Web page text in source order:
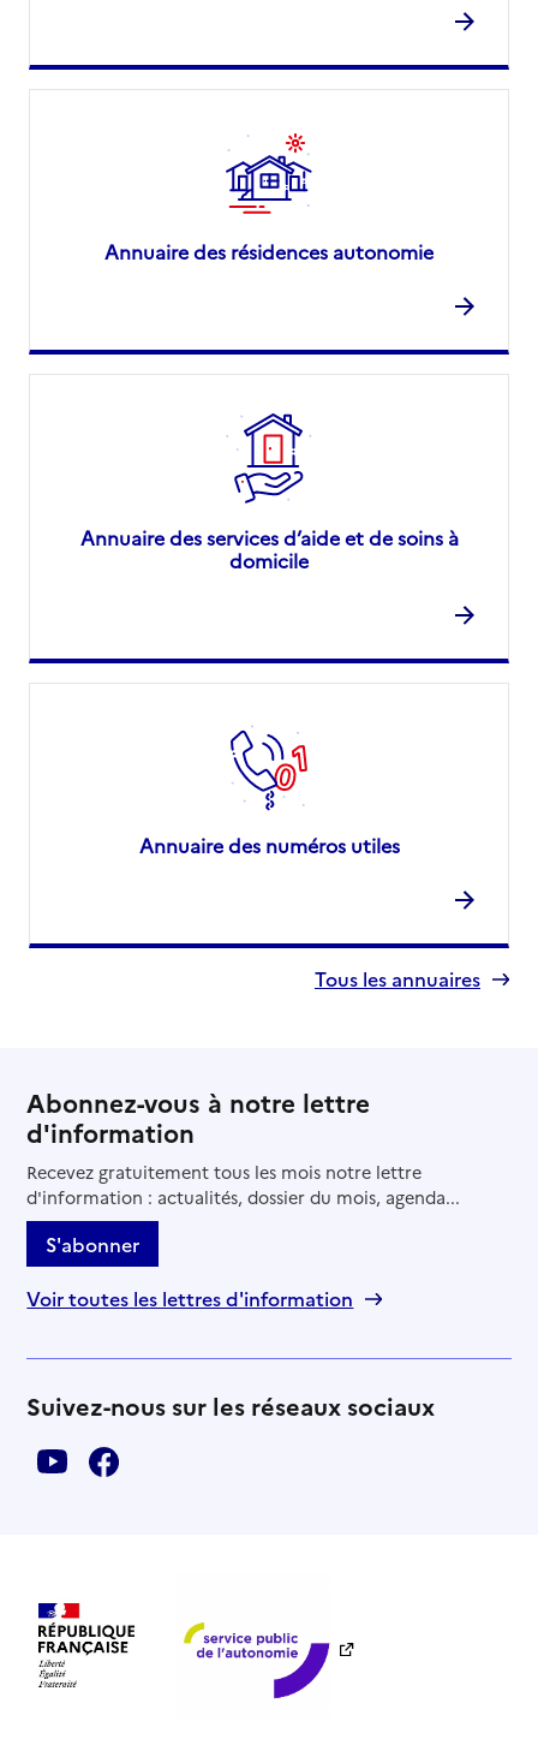
Annuaire des résidences autonomie
Annuaire des services d’aide et de soins à
domicile
Annuaire des numéros utiles
Tous les annuaires
Abonnez-vous à notre lettre
d'information
Recevez gratuitement tous les mois notre lettre
d'information : actualités, dossier du mois, agenda...
S'abonner
Voir toutes les lettres d'information
Suivez-nous sur les réseaux sociaux